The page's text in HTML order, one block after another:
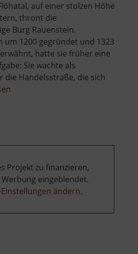
auf einer stolzen Höhe
thront die
Burg Rauenstein.
um 1200 gegründet und 1323
hatte sie früher eine
Sie wachte als
die Handelsstraße, die sich
Projekt zu finanzieren,
eingeblendet.
ändern.